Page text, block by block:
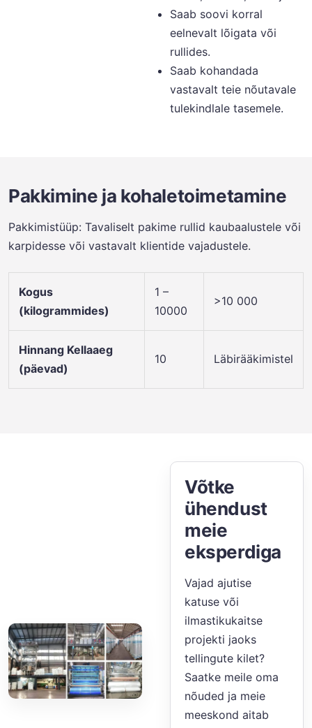
Saab soovi korral
eelnevalt lõigata või
rullides.
Saab kohandada
vastavalt teie nõutavale
tulekindlale tasemele.
Pakkimine ja kohaletoimetamine
Pakkimistüüp: Tavaliselt pakime rullid kaubaalustele või
karpidesse või vastavalt klientide vajadustele.
Kogus
(kilogrammides)
1 –
10000
>10 000
Hinnang Kellaaeg
(päevad)
10 Läbirääkimistel
Võtke
ühendust
meie
eksperdiga
Vajad ajutise
katuse või
ilmastikukaitse
projekti jaoks
tellingute kilet?
Saatke meile oma
nõuded ja meie
meeskond aitab